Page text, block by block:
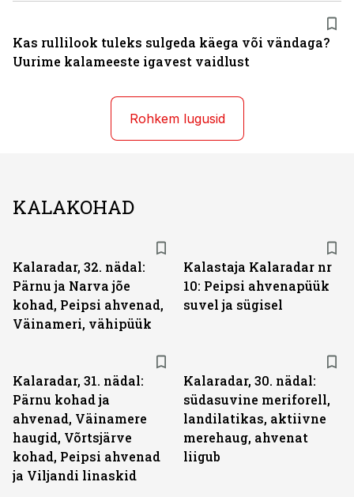
Kas rullilook tuleks sulgeda käega või vändaga?
Uurime kalameeste igavest vaidlust
Rohkem lugusid
KALAKOHAD
Kalaradar, 32. nädal:
Pärnu ja Narva jõe
kohad, Peipsi ahvenad,
Väinameri, vähipüük
Kalastaja Kalaradar nr
10: Peipsi ahvenapüük
suvel ja sügisel
Kalaradar, 31. nädal:
Pärnu kohad ja
ahvenad, Väinamere
haugid, Võrtsjärve
kohad, Peipsi ahvenad
ja Viljandi linaskid
Kalaradar, 30. nädal:
südasuvine meriforell,
landilatikas, aktiivne
merehaug, ahvenat
liigub